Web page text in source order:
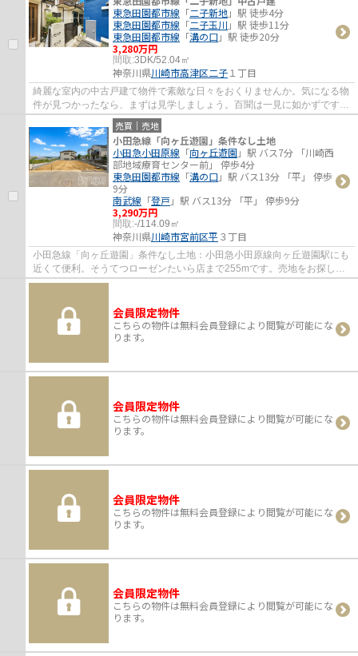
東急田園都市線 「二子新地」駅 徒歩4分
東急田園都市線 「二子玉川 」駅 徒歩11分
東急田園都市線 「溝の口 」駅 徒歩20分
3,280万円
間取:3DK/52.04㎡
神奈川県川崎市高津区二子１丁目
綺麗な室内の中古戸建て物件で素敵な日々をおくりませんか。気になる物
件が見つかったなら、まずは見学しましょう。百聞は一見に如かずです。
当社では見学のご予約を承っております。...
売買｜売地
小田急線「向ヶ丘遊園」条件なし土地
小田急小田原線 「向ヶ丘遊園」駅 バス7分 「川崎西
部地域療育センター前」 停歩4分
東急田園都市線 「溝の口 」駅 バス13分 「平」 停歩
9分
南武線 「登戸」駅 バス13分 「平」 停歩9分
3,290万円
間取:-/114.09㎡
神奈川県川崎市宮前区平 ３丁目
小田急線「向ヶ丘遊園」条件なし土地：小田急小田原線向ヶ丘遊園駅にも
近くて便利。そうてつローゼンたいら店まで255mです。売地をお探しの
方におすすめの土地です。広さの心配がいら...
会員限定物件
こちらの物件は無料会員登録により閲覧が可能にな
ります。
会員限定物件
こちらの物件は無料会員登録により閲覧が可能にな
ります。
会員限定物件
こちらの物件は無料会員登録により閲覧が可能にな
ります。
会員限定物件
こちらの物件は無料会員登録により閲覧が可能にな
ります。